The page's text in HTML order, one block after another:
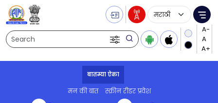
Search
Language
बातम्या ऐका
मन की बात स्क्रीन रीडर प्रवेश